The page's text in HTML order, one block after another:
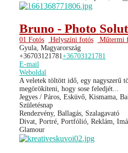
Bruno - Photo
01 Fotós Helyszíni fotós
Műtermi
Gyula, Magyarország
+36703121781 +36703121781
E-mail
Weboldal
A veletek töltött idő, egy nagyszerű
megörökíteni, hogy sose feledjét...
Jegyes / Páros, Esküvő, Kismama,
Születésnap
Rendezvény, Ballagás, Szalagavató
Divat, Portré, Portfólió, Reklám,
Glamour